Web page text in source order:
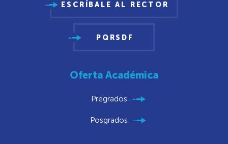
ESCRÍBALE AL RECTOR
PQRSDF
Oferta Académica
Pregrados
Posgrados